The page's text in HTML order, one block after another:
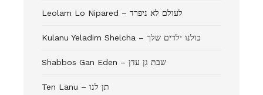
Leolam Lo Nipared – לעולם לא ניפרד
Kulanu Yeladim Shelcha – כולנו ילדים שלך
Shabbos Gan Eden – שבת גן עדן
Ten Lanu – תן לנו